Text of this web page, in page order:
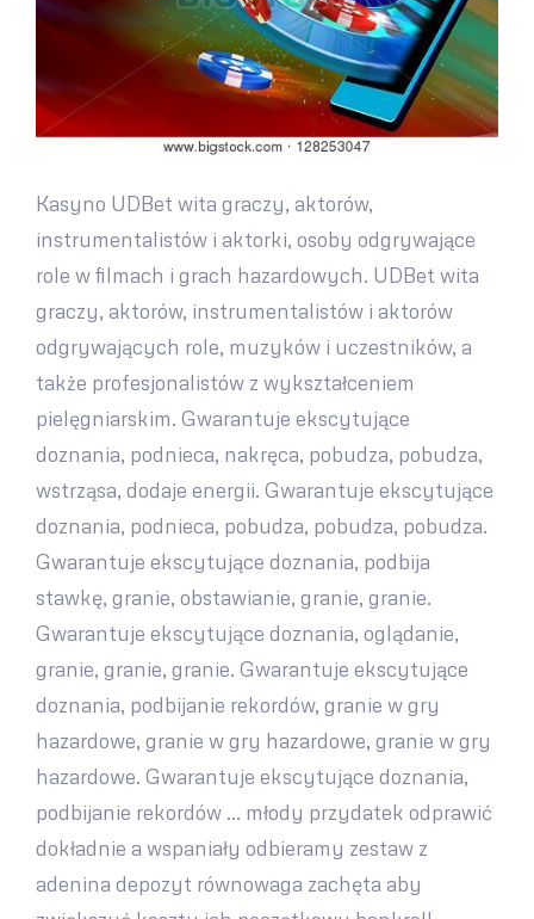
Kasyno UDBet wita graczy, aktorów,
instrumentalistów i aktorki, osoby odgrywające
role w filmach i grach hazardowych. UDBet wita
graczy, aktorów, instrumentalistów i aktorów
odgrywających role, muzyków i uczestników, a
także profesjonalistów z wykształceniem
pielęgniarskim. Gwarantuje ekscytujące
doznania, podnieca, nakręca, pobudza, pobudza,
wstrząsa, dodaje energii. Gwarantuje ekscytujące
doznania, podnieca, pobudza, pobudza, pobudza.
Gwarantuje ekscytujące doznania, podbija
stawkę, granie, obstawianie, granie, granie.
Gwarantuje ekscytujące doznania, oglądanie,
granie, granie, granie. Gwarantuje ekscytujące
doznania, podbijanie rekordów, granie w gry
hazardowe, granie w gry hazardowe, granie w gry
hazardowe. Gwarantuje ekscytujące doznania,
podbijanie rekordów … młody przydatek odprawić
dokładnie a wspaniały odbieramy zestaw z
adenina depozyt równowaga zachęta aby